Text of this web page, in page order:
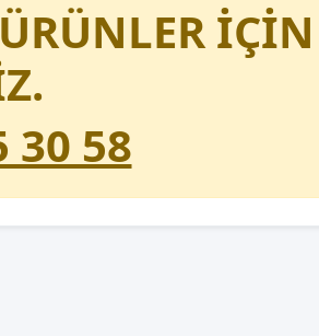
İÇİN
30 58